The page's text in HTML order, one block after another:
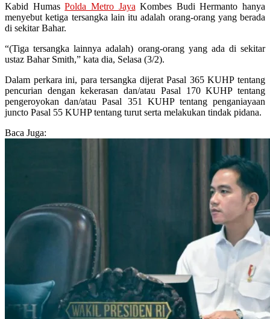
Kabid HumasPolda Metro Jaya Kombes Budi Hermanto hanya
menyebut ketiga tersangka lain itu adalah orang-orang yang berada
di sekitar Bahar.
“(Tiga tersangka lainnya adalah) orang-orang yang ada di sekitar
ustaz Bahar Smith,” kata dia, Selasa (3/2).
Dalam perkara ini, para tersangka dijerat Pasal 365 KUHP tentang
pencurian dengan kekerasan dan/atau Pasal 170 KUHP tentang
pengeroyokan dan/atau Pasal 351 KUHP tentang penganiayaan
juncto Pasal 55 KUHP tentang turut serta melakukan tindak pidana.
Baca Juga: